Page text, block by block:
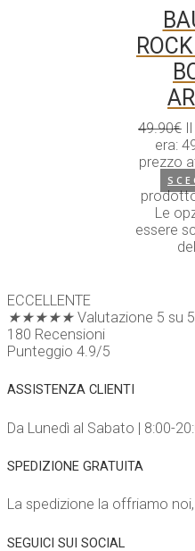
49.90€
era:
prezzo
Le
essere
ECCELLENTE
★★★★★ Valutazione 5 su 5
180 Recensioni
Punteggio 4.9/5
ASSISTENZA CLIENTI
Da Lunedì al Sabato | 8:00-
SPEDIZIONE GRATUITA
La spedizione la offriamo
SEGUICI SUI SOCIAL